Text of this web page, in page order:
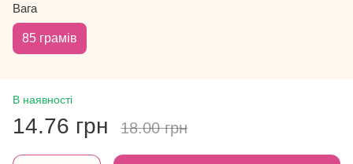
Вага
85 грамів
В наявності
14.76 грн 18.00 грн